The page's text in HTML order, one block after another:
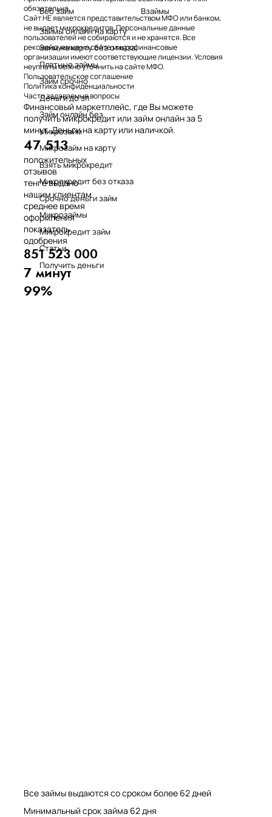
Веб займ
Взаймы
Займы онлайн на карту
Займ на карту без отказа
Платные займы
Займ срочно
Деньги до зп
Займ онлайн без
Микрозайм
Микрозайм на карту
Взять микрокредит
Микрокредит без отказа
Срочно деньги займ
Микрозаймы
Микрокредит займ
Статьи
Получить деньги
обязательна.
Сайт НЕ является представительством МФО или банком,
не выдает микрокредитов. Персональные данные
пользователей не собираются и не хранятся. Все
рекомендуемые на сайте микрофинансовые
организации имеют соответствующие лицензии. Условия
неуплаты можно уточнить на сайте МФО.
Пользовательское соглашение
Политика конфиденциальности
Часто задаваемые вопросы
Финансовый маркетплейс, где Вы можете
получить микрокредит или займ онлайн за 5
минут. Деньги на карту или наличкой.
47 513
положительных
отзывов
тенге выдано
нашим клиентам
среднее время
оформления
показатель
одобрения
851 523 000
7 минут
99%
Все займы выдаются со сроком более 62 дней
Минимальный срок займа 62 дня